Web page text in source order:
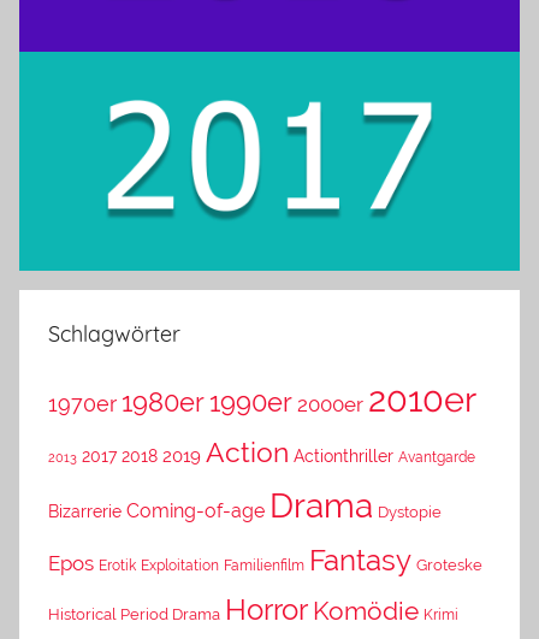
Schlagwörter
1970er 1980er 1990er 2000er 2010er
2013 2017 2018 2019 Action Actionthriller Avantgarde
Bizarrerie Coming-of-age Drama Dystopie
Epos Erotik Exploitation Familienfilm Fantasy Groteske
Historical Period Drama Horror Komödie Krimi